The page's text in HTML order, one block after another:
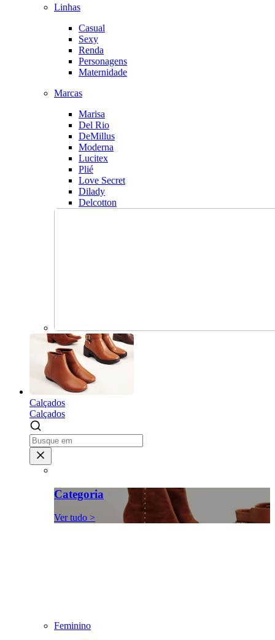
Linhas
Casual
Sexy
Renda
Personagens
Maternidade
Marcas
Marisa
Del Rio
DeMillus
Moderna
Lucitex
Plié
Love Secret
Dilady
Delcotton
Calçados
Calçados
Categoria
Ver tudo >
Feminino